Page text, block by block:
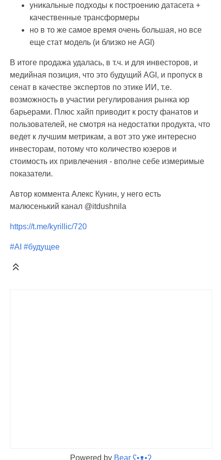
уникальные подходы к построению датасета +
качественные трансформеры
но в то же самое время очень большая, но все
еще стат модель (и близко не AGI)
В итоге продажа удалась, в т.ч. и для инвесторов, и
медийная позиция, что это будущий AGI, и пропуск в
сенат в качестве экспертов по этике ИИ, т.е.
возможность в участии регулирования рынка юр
барьерами. Плюс хайп приводит к росту фанатов и
пользователей, не смотря на недостатки продукта, что
ведет к лучшим метрикам, а вот это уже интересно
инвесторам, потому что количество юзеров и
стоимость их привлечения - вполне себе измеримые
показатели.
Автор коммента Алекс Кунин, у него есть
малюсенький канал @itdushnila
https://t.me/kyrillic/720
#AI #будущее
Powered by Bear ʕ•ᴥ•ʔ